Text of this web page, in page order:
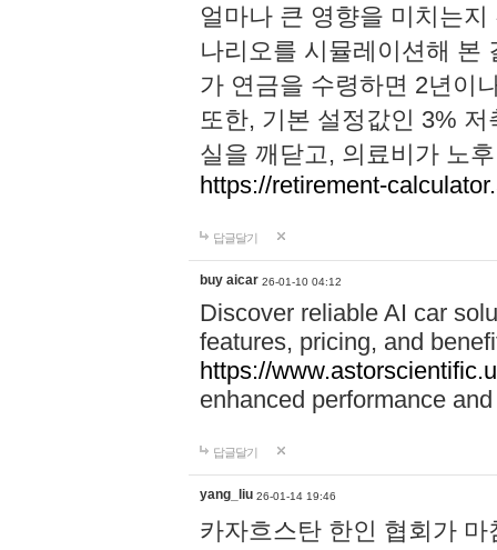
얼마나 큰 영향을 미치는
나리오를 시뮬레이션해 본
가 연금을 수령하면 2년이
또한, 기본 설정값인 3%
실을 깨닫고, 의료비가 노
https://retirement-
답글달기
buy aicar 26-01-10 04:12
Discover reliable AI car
features, pricing, and
https://
enhanced performance
답글달기
yang_liu 26-01-14 19:46
카자흐스탄 한인 협회가